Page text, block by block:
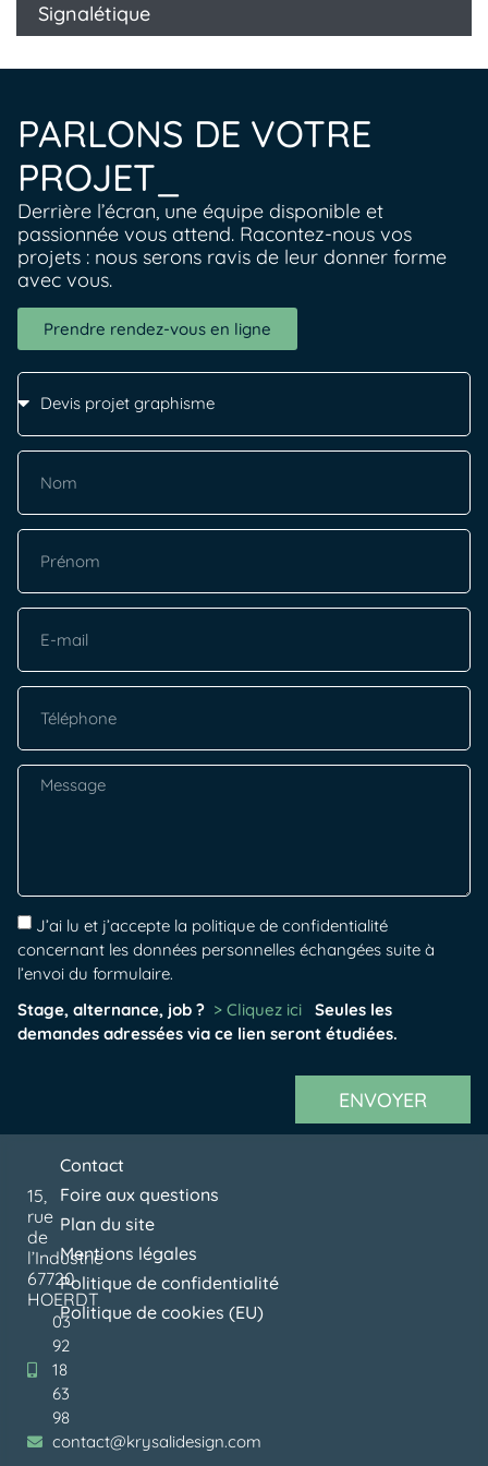
Signalétique
PARLONS DE VOTRE
PROJET_
Derrière l’écran, une équipe disponible et
passionnée vous attend. Racontez-nous vos
projets : nous serons ravis de leur donner forme
avec vous.
Prendre rendez-vous en ligne
J’ai lu et j’accepte la politique de confidentialité
concernant les données personnelles échangées suite à
l’envoi du formulaire.
Stage, alternance, job ? > Cliquez ici
Seules les
demandes adressées via ce lien seront étudiées.
ENVOYER
15,
rue
de
l’Industrie
67720
HOERDT
03
92
18
63
98
contact@krysalidesign.com
Contact
Foire aux questions
Plan du site
Mentions légales
Politique de confidentialité
Politique de cookies (EU)